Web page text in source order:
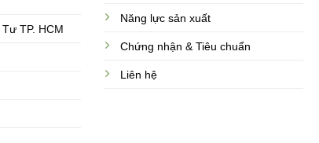
TP. HCM
Năng lực sản xuất
Chứng nhận & Tiêu chuẩn
Liên hệ